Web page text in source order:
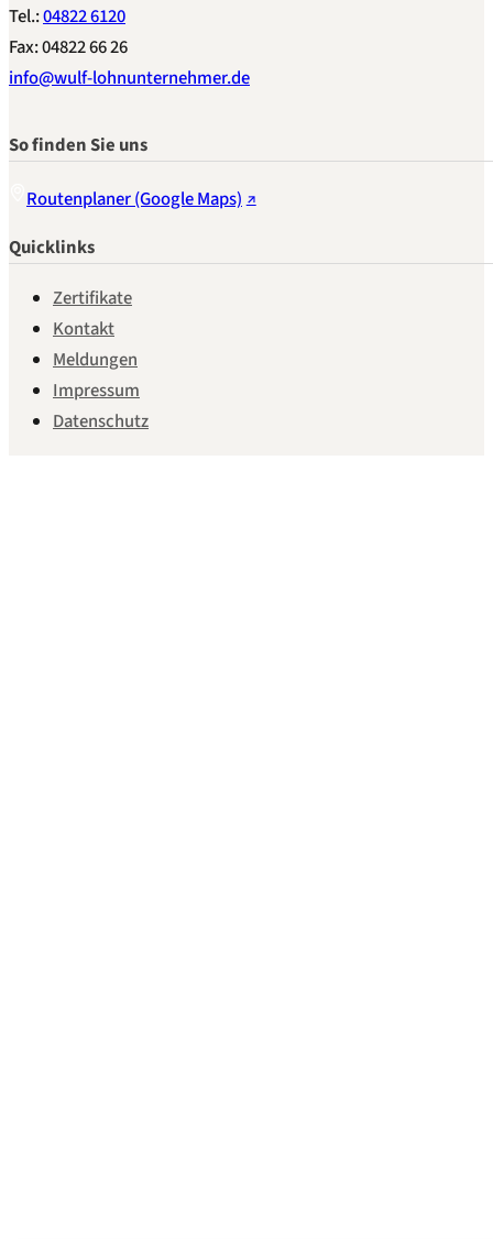
Tel.:04822 6120
Fax: 04822 66 26
info@wulf-lohnunternehmer.de
So finden Sie uns
Routenplaner (Google Maps)
Quicklinks
Zertifikate
Kontakt
Meldungen
Impressum
Datenschutz